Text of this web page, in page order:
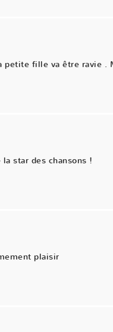
petite fille va être ravie .
star des chansons !
plaisir